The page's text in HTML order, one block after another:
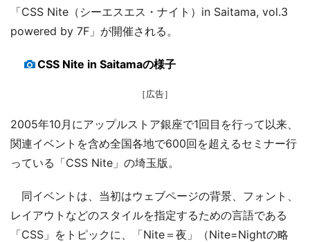
「CSS Nite（シーエスエス・ナイト）in Saitama, vol.3
powered by 7F」が開催される。
CSS Nite in Saitamaの様子
［広告］
2005年10月にアップルストア銀座で1回目を行って以来、
関連イベントを含め全国各地で600回を超えるセミナー行
っている「CSS Nite」の埼玉版。
同イベントは、当初はウェブページの背景、フォント、
レイアウトなどのスタイルを指定するための言語である
「CSS」をトピックに、「Nite＝夜」（Nite=Nightの略